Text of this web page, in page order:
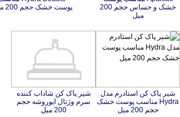
میل
پوست خشک حجم 200 میل
شیر پاک کن استادرم مدل
Hydra مناسب پوست خشک
حجم 200 میل
شیر پاک كن شاداب كننده
سرم وژتال ایوروشه حجم
200 میل